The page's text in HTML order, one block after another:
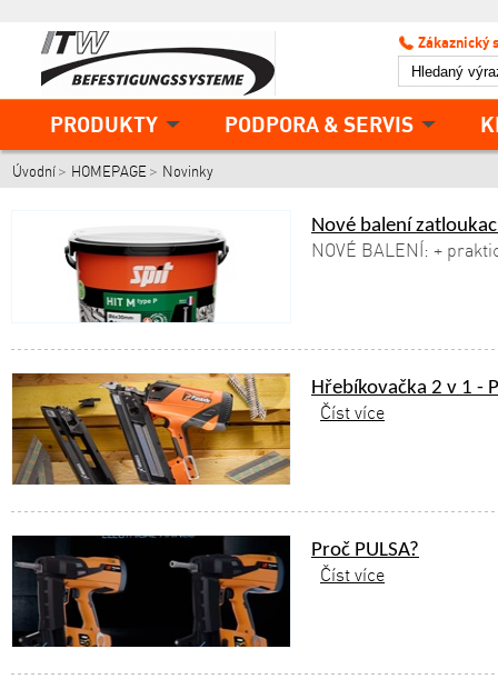
PRODUKTY PODPORA & SERVIS
Zákaznický
Úvodní HOMEPAGE Novinky
Nové balení
NOVÉ BALENÍ: +
Hřebíkovačka 2 v 1 -
Číst více
Proč PULSA?
Číst více